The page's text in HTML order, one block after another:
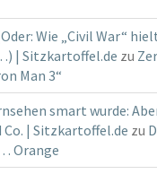
Wie „Civil War“
| Sitzkartoffel.de zu
Man 3“
smart wurde:
| Sitzkartoffel.de zu
Orange